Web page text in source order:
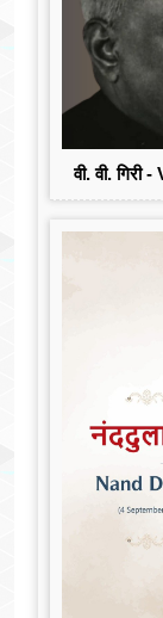
वी. वी. गिरी